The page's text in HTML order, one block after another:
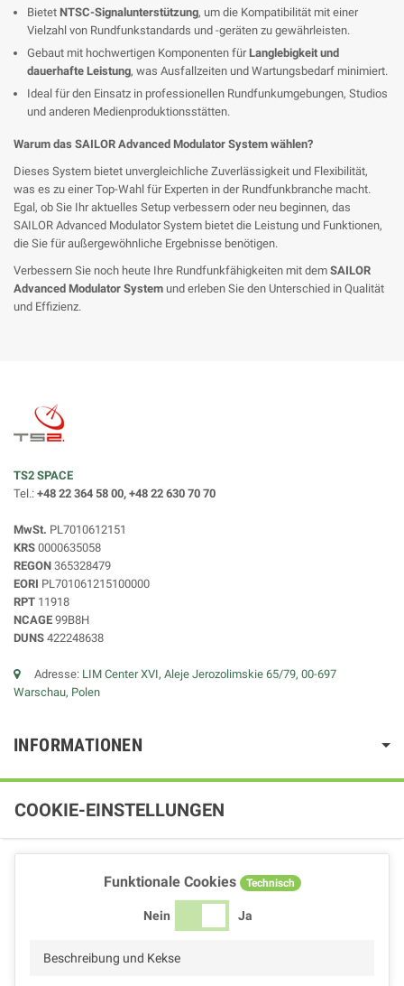
Bietet NTSC-Signalunterstützung, um die Kompatibilität mit einer
Vielzahl von Rundfunkstandards und -geräten zu gewährleisten.
Gebaut mit hochwertigen Komponenten fürLanglebigkeit und
dauerhafte Leistung, was Ausfallzeiten und Wartungsbedarf minimiert.
Ideal für den Einsatz in professionellen Rundfunkumgebungen, Studios
und anderen Medienproduktionsstätten.
Warum das SAILOR Advanced Modulator System wählen?
Dieses System bietet unvergleichliche Zuverlässigkeit und Flexibilität,
was es zu einer Top-Wahl für Experten in der Rundfunkbranche macht.
Egal, ob Sie Ihr aktuelles Setup verbessern oder neu beginnen, das
SAILOR Advanced Modulator System bietet die Leistung und Funktionen,
die Sie für außergewöhnliche Ergebnisse benötigen.
Verbessern Sie noch heute Ihre Rundfunkfähigkeiten mit dem SAILOR
Advanced Modulator System und erleben Sie den Unterschied in Qualität
und Effizienz.
TS2 SPACE
Tel.: +48 22 364 58 00, +48 22 630 70 70
MwSt. PL7010612151
KRS 0000635058
REGON 365328479
EORI PL701061215100000
RPT 11918
NCAGE 99B8H
DUNS 422248638
Adresse: LIM Center XVI, Aleje Jerozolimskie 65/79, 00-697
Warschau, Polen
INFORMATIONEN
COOKIE-EINSTELLUNGEN
Funktionale Cookies Technisch
Nein Ja
Beschreibung und Kekse